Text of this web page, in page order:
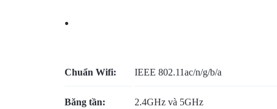
DỊCH
Chuẩn Wifi: IEEE 802.11ac/n/g/b/a
Băng tần: 2.4GHz và 5GHz